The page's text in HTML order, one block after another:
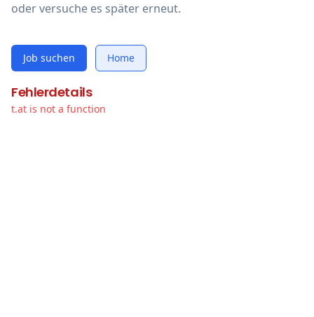
oder versuche es später erneut.
Job suchen Home
Fehlerdetails
t.at is not a function